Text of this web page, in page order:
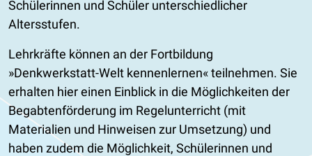
Schülerinnen und Schüler unterschiedlicher
Altersstufen.
Lehrkräfte können an der Fortbildung
»Denkwerkstatt-Welt kennenlernen« teilnehmen. Sie
erhalten hier einen Einblick in die Möglichkeiten der
Begabtenförderung im Regelunterricht (mit
Materialien und Hinweisen zur Umsetzung) und
haben zudem die Möglichkeit, Schülerinnen und